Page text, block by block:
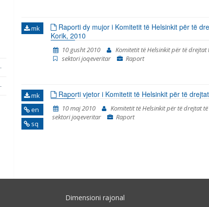
mk
Raporti dy mujor i Komitetit të Helsinkit për të
Korik, 2010
10 gusht 2010 Komitetit të Helsinkit për të drejtat
sektori joqeveritar
Raport
mk
en
sq
Raporti vjetor i Komitetit të Helsinkit për të
10 maj 2010 Komitetit të Helsinkit për të drejtat
sektori joqeveritar
Raport
Dimensioni rajonal